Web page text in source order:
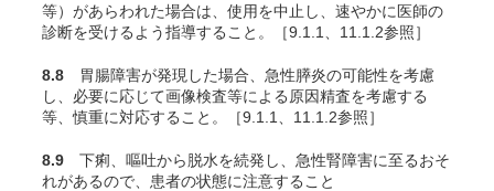
等）があらわれた場合は、使用を中止し、速やかに医師の
診断を受けるよう指導すること。［9.1.1、11.1.2参照］
8.8 胃腸障害が発現した場合、急性膵炎の可能性を考慮
し、必要に応じて画像検査等による原因精査を考慮する
等、慎重に対応すること。［9.1.1、11.1.2参照］
8.9 下痢、嘔吐から脱水を続発し、急性腎障害に至るおそ
れがあるので、患者の状態に注意すること